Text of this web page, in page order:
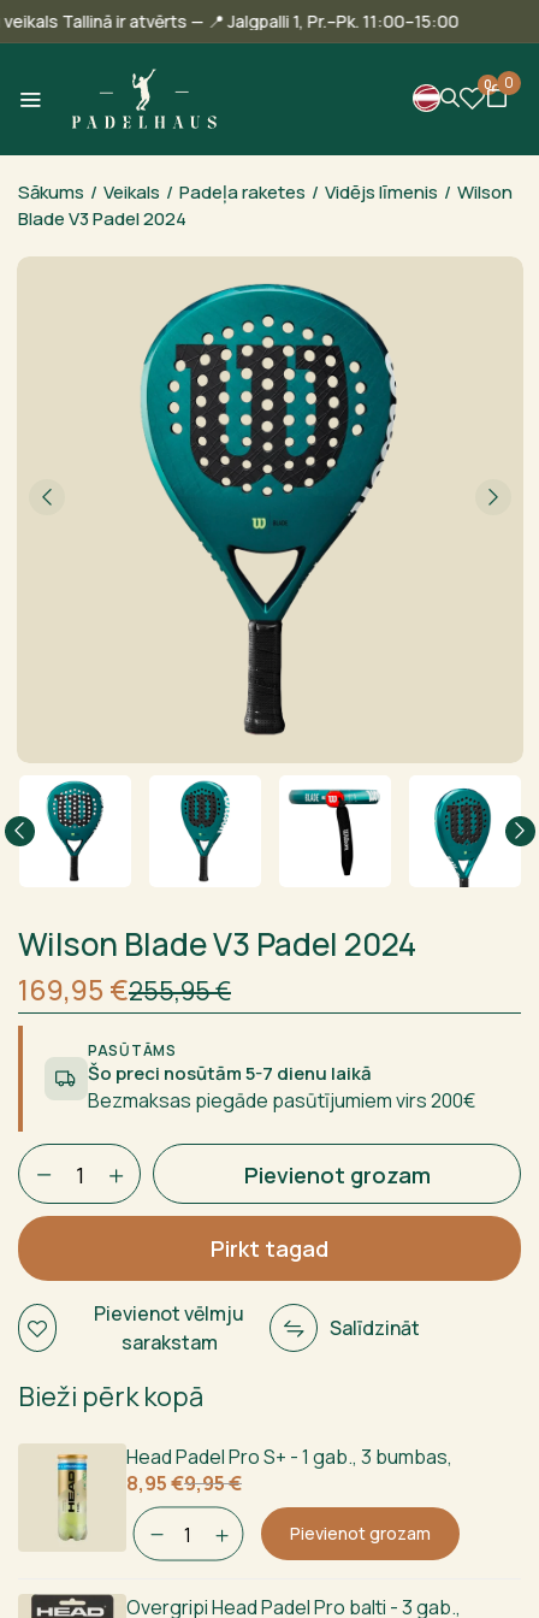
veikals Tallinā ir atvērts — 📍 Jalgpalli 1, Pr.–Pk. 11:00–15:00
0 0
Sākums / Veikals / Padeļa raketes / Vidējs līmenis / Wilson
Blade V3 Padel 2024
Wilson Blade V3 Padel 2024
255,95€
Sākotnējā
cena
bija:255,95 €.
169,95 €
Current
price
is:169,95 €.PASŪTĀMS
Šo preci nosūtām 5-7 dienu laikā
Bezmaksas piegāde pasūtījumiem virs 200€
Wilson
Blade
V3
Padel
2024
daudzums
Pievienot grozam
Pirkt tagad
Pievienot vēlmju
sarakstam
Salīdzināt
Bieži pērk kopā
Head Padel Pro S+ - 1 gab., 3 bumbas,
9,95€
Sākotnējā
cena
bija:
9,95 €.
8,95€
Current
price
is:
8,95 €.
Pievienot grozam
Overgripi Head Padel Pro balti - 3 gab.,